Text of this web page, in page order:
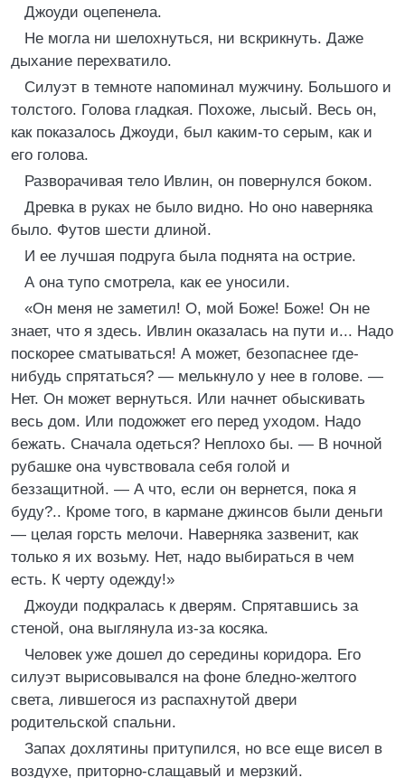
Джоуди оцепенела.
Не могла ни шелохнуться, ни вскрикнуть. Даже
дыхание перехватило.
Силуэт в темноте напоминал мужчину. Большого и
толстого. Голова гладкая. Похоже, лысый. Весь он,
как показалось Джоуди, был каким-то серым, как и
его голова.
Разворачивая тело Ивлин, он повернулся боком.
Древка в руках не было видно. Но оно наверняка
было. Футов шести длиной.
И ее лучшая подруга была поднята на острие.
А она тупо смотрела, как ее уносили.
«Он меня не заметил! О, мой Боже! Боже! Он не
знает, что я здесь. Ивлин оказалась на пути и... Надо
поскорее сматываться! А может, безопаснее где-
нибудь спрятаться? — мелькнуло у нее в голове. —
Нет. Он может вернуться. Или начнет обыскивать
весь дом. Или подожжет его перед уходом. Надо
бежать. Сначала одеться? Неплохо бы. — В ночной
рубашке она чувствовала себя голой и
беззащитной. — А что, если он вернется, пока я
буду?.. Кроме того, в кармане джинсов были деньги
— целая горсть мелочи. Наверняка зазвенит, как
только я их возьму. Нет, надо выбираться в чем
есть. К черту одежду!»
Джоуди подкралась к дверям. Спрятавшись за
стеной, она выглянула из-за косяка.
Человек уже дошел до середины коридора. Его
силуэт вырисовывался на фоне бледно-желтого
света, лившегося из распахнутой двери
родительской спальни.
Запах дохлятины притупился, но все еще висел в
воздухе, приторно-слащавый и мерзкий.